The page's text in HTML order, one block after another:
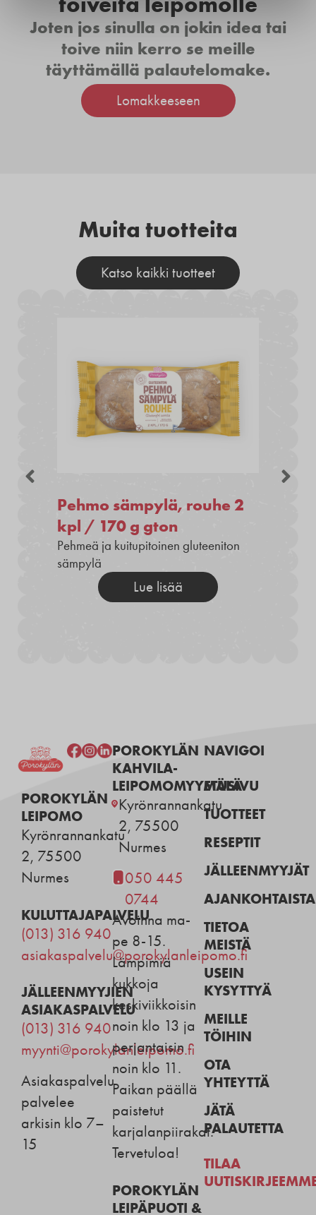
Joten jos sinulla on jokin idea tai
toive niin kerro se meille
täyttämällä palautelomake.
Lomakkeeseen
Muita tuotteita
Katso kaikki tuotteet
Pehmo sämpylä, rouhe 2
kpl / 170 g gton
Pehmeä ja kuitupitoinen gluteeniton
sämpylä
Lue lisää
POROKYLÄN
LEIPOMO
Kyrönrannankatu
2, 75500
Nurmes
KULUTTAJAPALVELU
(013) 316 940
asiakaspalvelu@porokylanleipomo.fi
JÄLLEENMYYJIEN
ASIAKASPALVELU
(013) 316 940
myynti@porokylanleipomo.fi
Asiakaspalvelu
palvelee
arkisin klo 7–
15
POROKYLÄN
KAHVILA-
LEIPOMOMYYMÄLÄ
Kyrönrannankatu
2, 75500
Nurmes
050 445
0744
Avoinna ma-
pe 8-15.
Lämpimiä
kukkoja
keskiviikkoisin
noin klo 13 ja
perjantaisin
noin klo 11.
Paikan päällä
paistetut
karjalanpiirakat.
Tervetuloa!
POROKYLÄN
LEIPÄPUOTI &
NAVIGOI
ETUSIVU
TUOTTEET
RESEPTIT
JÄLLEENMYYJÄT
AJANKOHTAISTA
TIETOA
MEISTÄ
USEIN
KYSYTTYÄ
MEILLE
TÖIHIN
OTA
YHTEYTTÄ
JÄTÄ
PALAUTETTA
TILAA